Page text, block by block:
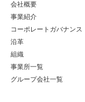
会社概要
事業紹介
コーポレートガバナンス
沿革
組織
事業所一覧
グループ会社一覧